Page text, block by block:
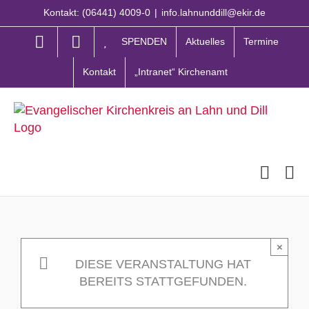
Inhalt
Kontakt: (06441) 4009-0 | info.lahnunddill@ekir.de
SPENDEN Aktuelles Termine
Kontakt „Intranet“ Kirchenamt
DIESE VERANSTALTUNG HAT
BEREITS STATTGEFUNDEN.
×